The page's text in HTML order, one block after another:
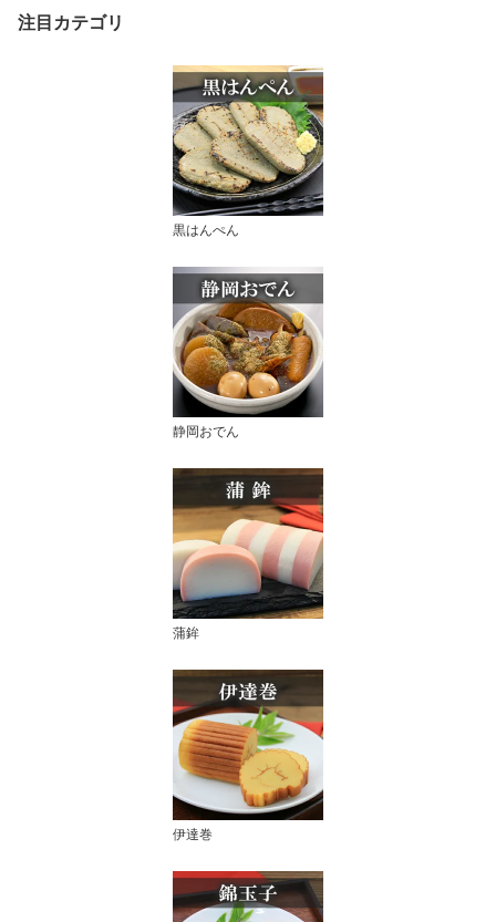
注目カテゴリ
黒はんぺん
静岡おでん
蒲鉾
伊達巻